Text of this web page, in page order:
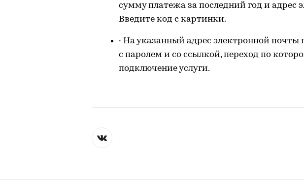
сумму платежа за последний год и адрес
Введите код с картинки.
· На указанный адрес электронной почты
с паролем и со ссылкой, переход по
подключение услуги.